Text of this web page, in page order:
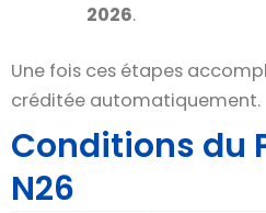
2026.
Une fois ces étapes
créditée automatiquement.
Conditions du
N26